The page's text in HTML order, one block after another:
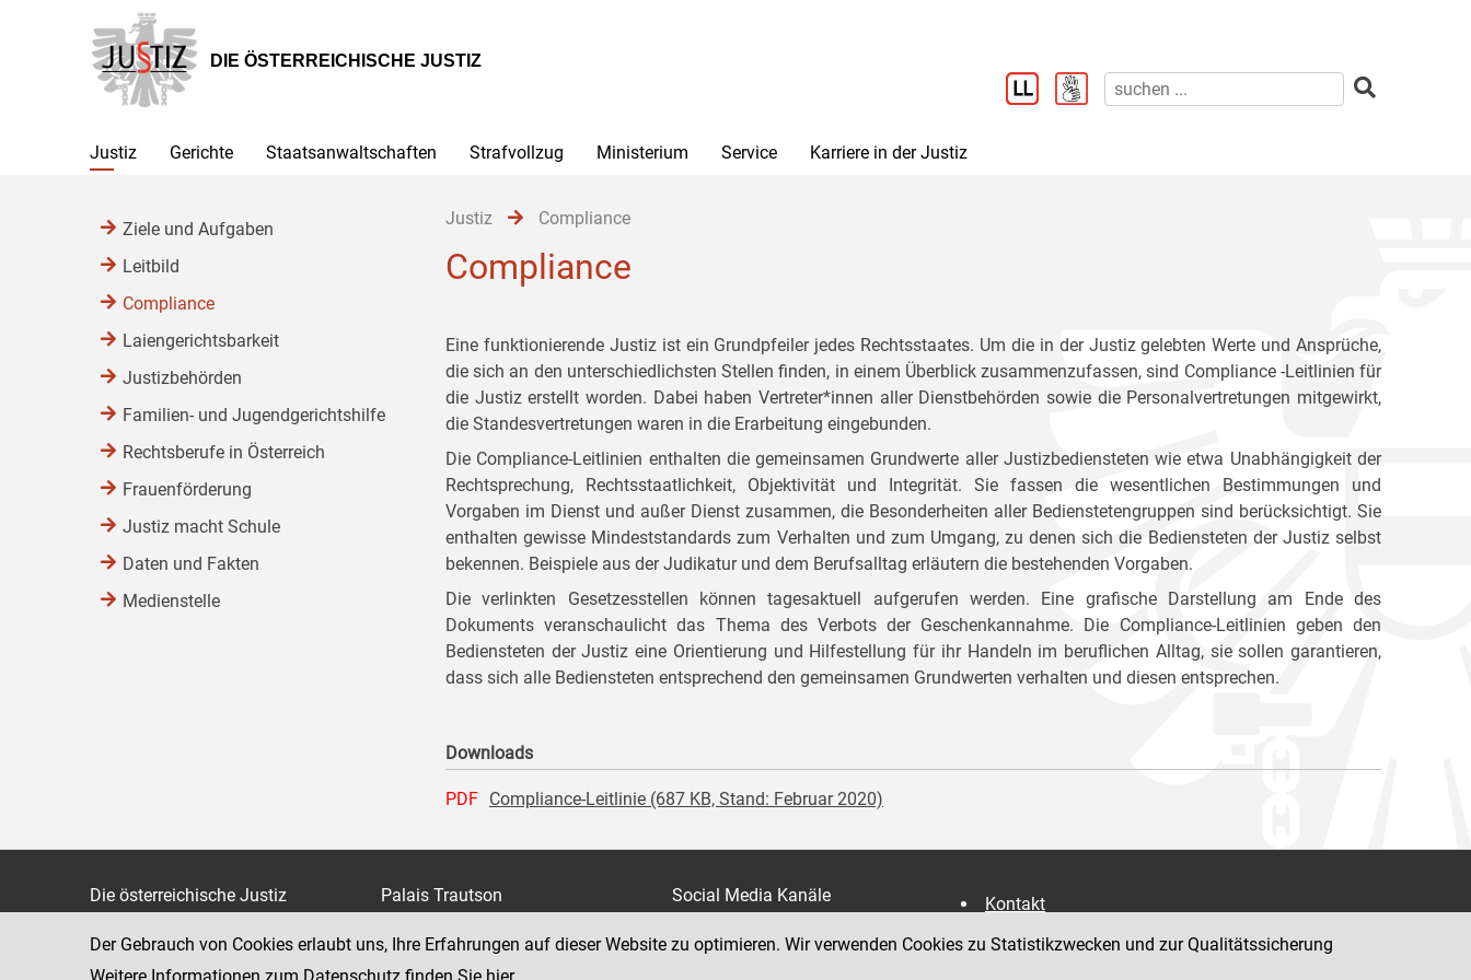
Hauptnavigation
[1]
Inhalt
[2]
Untermenü
[3]
DIE ÖSTERREICHISCHE JUSTIZ
Justiz Gerichte Staatsanwaltschaften Strafvollzug Ministerium Service Karriere in der Justiz
Justiz Compliance
Compliance
Eine funktionierende Justiz ist ein Grundpfeiler jedes Rechtsstaates. Um die in der Justiz gelebten Werte und Ansprüche,
die sich an den unterschiedlichsten Stellen finden, in einem Überblick zusammenzufassen, sind Compliance -Leitlinien für
die Justiz erstellt worden. Dabei haben Vertreter*innen aller Dienstbehörden sowie die Personalvertretungen mitgewirkt,
die Standesvertretungen waren in die Erarbeitung eingebunden.
Die Compliance-Leitlinien enthalten die gemeinsamen Grundwerte aller Justizbediensteten wie etwa Unabhängigkeit der
Rechtsprechung, Rechtsstaatlichkeit, Objektivität und Integrität. Sie fassen die wesentlichen Bestimmungen und
Vorgaben im Dienst und außer Dienst zusammen, die Besonderheiten aller Bedienstetengruppen sind berücksichtigt. Sie
enthalten gewisse Mindeststandards zum Verhalten und zum Umgang, zu denen sich die Bediensteten der Justiz selbst
bekennen. Beispiele aus der Judikatur und dem Berufsalltag erläutern die bestehenden Vorgaben.
Die verlinkten Gesetzesstellen können tagesaktuell aufgerufen werden. Eine grafische Darstellung am Ende des
Dokuments veranschaulicht das Thema des Verbots der Geschenkannahme. Die Compliance-Leitlinien geben den
Bediensteten der Justiz eine Orientierung und Hilfestellung für ihr Handeln im beruflichen Alltag, sie sollen garantieren,
dass sich alle Bediensteten entsprechend den gemeinsamen Grundwerten verhalten und diesen entsprechen.
Downloads
PDF Compliance-Leitlinie (687 KB, Stand: Februar 2020)
Ziele und Aufgaben
Leitbild
Compliance
Laiengerichtsbarkeit
Justizbehörden
Familien- und Jugendgerichtshilfe
Rechtsberufe in Österreich
Frauenförderung
Justiz macht Schule
Daten und Fakten
Medienstelle
Die österreichische Justiz
justiz.gv.at
Palais Trautson
1070 Wien
Social Media Kanäle
Kontakt
Impressum
Der Gebrauch von Cookies erlaubt uns, Ihre Erfahrungen auf dieser Website zu optimieren. Wir verwenden Cookies zu Statistikzwecken und zur Qualitätssicherung